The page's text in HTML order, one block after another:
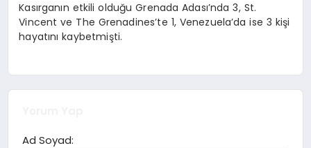
Kasırganın etkili olduğu Grenada Adası’nda 3, St.
Vincent ve The Grenadines’te 1, Venezuela’da ise 3 kişi
hayatını kaybetmişti.
Ad Soyad: